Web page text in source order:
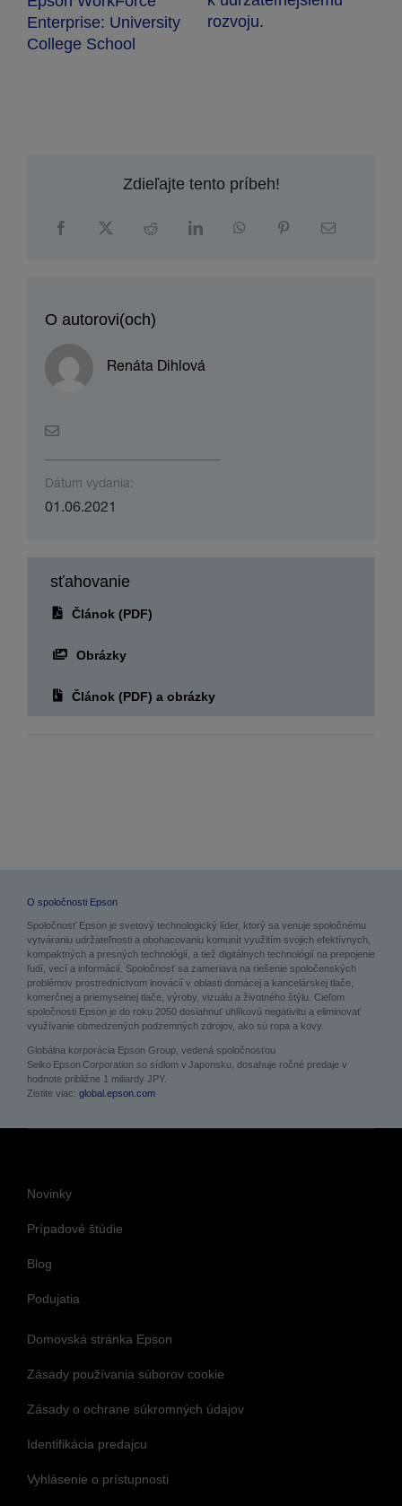
Enterprise: University
College School
rozvoju.
Zdieľajte tento príbeh!
O autorovi(och)
Renáta Dihlová
Dátum vydania:
01.06.2021
sťahovanie
Článok (PDF)
Obrázky
Článok (PDF) a obrázky
O spoločnosti Epson
Spoločnosť Epson je svetový technologický líder, ktorý sa venuje spoločnému
vytváraniu udržateľnosti a obohacovaniu komunít využitím svojich efektívnych,
kompaktných a presných technológií, a tiež digitálnych technológií na prepojenie
ľudí, vecí a informácií. Spoločnosť sa zameriava na riešenie spoločenských
problémov prostredníctvom inovácií v oblasti domácej a kancelárskej tlače,
komerčnej a priemyselnej tlače, výroby, vizuálu a životného štýlu. Cieľom
spoločnosti Epson je do roku 2050 dosiahnuť uhlíkovú negativitu a eliminovať
využívanie obmedzených podzemných zdrojov, ako sú ropa a kovy.
Globálna korporácia Epson Group, vedená spoločnosťou
Seiko Epson Corporation so sídlom v Japonsku, dosahuje ročné predaje v
hodnote približne 1 miliardy JPY.
Zistite viac: global.epson.com
Novinky
Prípadové štúdie
Blog
Podujatia
Domovská stránka Epson
Zásady používania súborov cookie
Zásady o ochrane súkromných údajov
Identifikácia predajcu
Vyhlásenie o prístupnosti